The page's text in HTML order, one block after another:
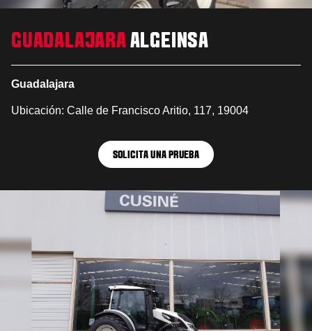
GUADALAJARA ALGEINSA
Guadalajara
Ubicación: Calle de Francisco Aritio, 117, 19004
SOLICITA UNA PRUEBA